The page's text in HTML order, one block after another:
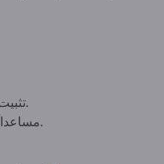
تثبيت الأغطية أو الأبواب أو الأغطية الواقية.
مساعدات تحديد المواقع في عمليات التجميع.